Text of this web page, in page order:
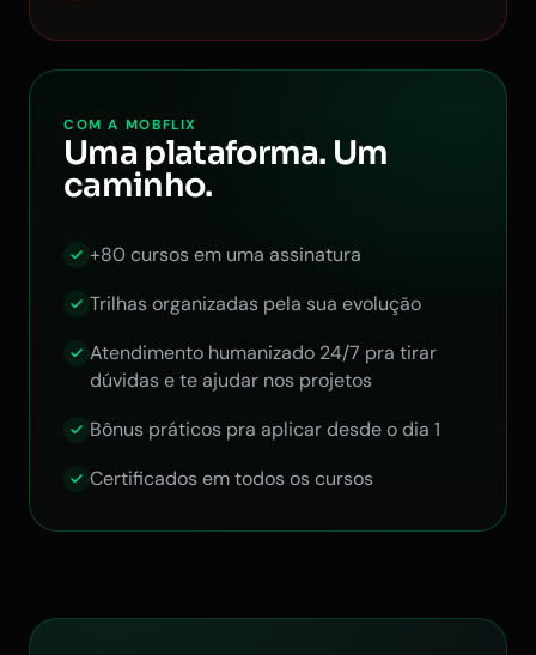
COM A MOBFLIX
Uma plataforma. Um
caminho.
+80 cursos em uma assinatura
Trilhas organizadas pela sua evolução
Atendimento humanizado 24/7 pra tirar
dúvidas e te ajudar nos projetos
Bônus práticos pra aplicar desde o dia 1
Certificados em todos os cursos